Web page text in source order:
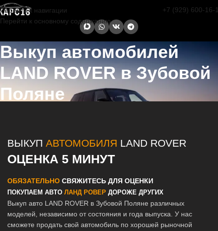
Перейти к навигации
Перейти к основному содержанию
+7 (929) 600-16-
Выкуп автомобилей
LAND ROVER в Зубовой
Поляне
ВЫКУП АВТОМОБИЛЯ LAND ROVER
ОЦЕНКА 5 МИНУТ
ОБЯЗАТЕЛЬНО СВЯЖИТЕСЬ ДЛЯ ОЦЕНКИ
ПОКУПАЕМ АВТО ЛАНД РОВЕР ДОРОЖЕ ДРУГИХ
Выкуп авто LAND ROVER в Зубовой Поляне различных
моделей, независимо от состояния и года выпуска. У нас
сможете продать свой автомобиль по хорошей рыночной